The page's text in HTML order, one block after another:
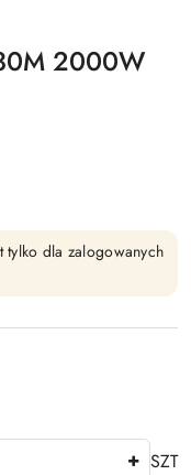
2000W
dla zalogowanych
SZT